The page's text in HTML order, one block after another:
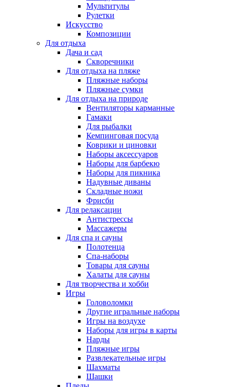
Мультитулы
Рулетки
Искусство
Композиции
Для отдыха
Дача и сад
Скворечники
Для отдыха на пляже
Пляжные наборы
Пляжные сумки
Для отдыха на природе
Вентиляторы карманные
Гамаки
Для рыбалки
Кемпинговая посуда
Коврики и циновки
Наборы аксессуаров
Наборы для барбекю
Наборы для пикника
Надувные диваны
Складные ножи
Фрисби
Для релаксации
Антистрессы
Массажеры
Для спа и сауны
Полотенца
Спа-наборы
Товары для сауны
Халаты для сауны
Для творчества и хобби
Игры
Головоломки
Другие игральные наборы
Игры на воздухе
Наборы для игры в карты
Нарды
Пляжные игры
Развлекательные игры
Шахматы
Шашки